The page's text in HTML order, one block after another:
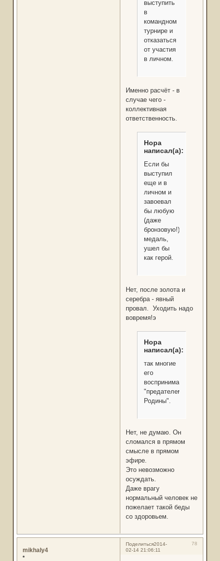
выступить
в
командном
турнире и
отказаться
от участия
в личном.
Именно расчёт - в
случае чего -
коллективная
ответственность.
Нора
написал(а):
Если бы
выступил
еще и в
личном и
завоевал
бы любую
(даже
бронзовую!)
медаль,
ушел бы
как герой.
Нет, после золота и
серебра - явный
провал. Уходить надо
вовремя!э
Нора
написал(а):
так многие
его
воспринимают
"предателем
Родины".
Нет, не думаю. Он
сломался в прямом
смысле в прямом
эфире.
Это невозможно
осуждать.
Даже врагу
нормальный человек не
пожелает такой беды
со здоровьем.
Поделиться 78
2014-
02-14 21:06:11
mikhaly4
*